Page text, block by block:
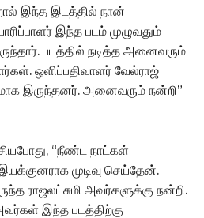
இந்த இடத்தில் நான்
இந்த படம் முழுவதும்
படத்தில் நடித்த அனைவரும்
ஒளிப்பதிவாளர் வேல்ராஜ்
இருந்தனர். அனைவரும் நன்றி”
“நீண்ட நாட்கள்
முடிவு செய்தேன்.
ராஜலட்சுமி அவர்களுக்கு நன்றி.
இந்த படத்திற்கு